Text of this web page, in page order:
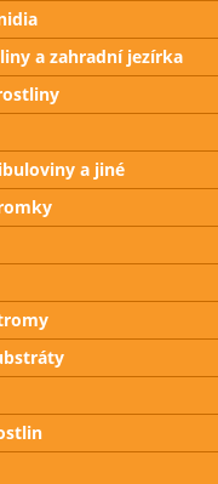
a zahradní jezírka
a jiné